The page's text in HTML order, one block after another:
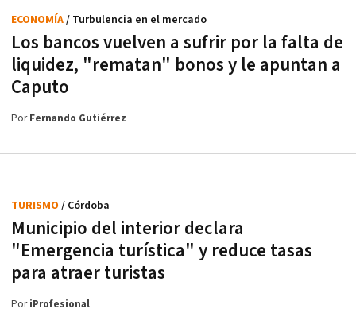
Los bancos vuelven a sufrir por la falta de
liquidez, "rematan" bonos y le apuntan a
Caputo
ECONOMÍA/ Turbulencia en el mercado
PorFernando Gutiérrez
Municipio del interior declara
"Emergencia turística" y reduce tasas
para atraer turistas
TURISMO / Córdoba
PoriProfesional